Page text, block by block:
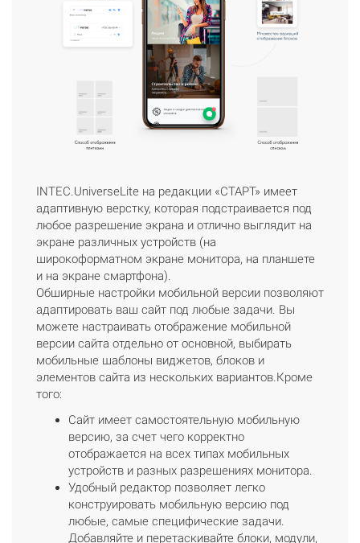
INTEC.UniverseLite на редакции «СТАРТ» имеет
адаптивную верстку, которая подстраивается под
любое разрешение экрана и отлично выглядит на
экране различных устройств (на
широкоформатном экране монитора, на планшете
и на экране смартфона).
Обширные настройки мобильной версии позволяют
адаптировать ваш сайт под любые задачи. Вы
можете настраивать отображение мобильной
версии сайта отдельно от основной, выбирать
мобильные шаблоны виджетов, блоков и
элементов сайта из нескольких вариантов.Кроме
того:
Сайт имеет самостоятельную мобильную
версию, за счет чего корректно
отображается на всех типах мобильных
устройств и разных разрешениях монитора.
Удобный редактор позволяет легко
конструировать мобильную версию под
любые, самые специфические задачи.
Добавляйте и перетаскивайте блоки, модули,